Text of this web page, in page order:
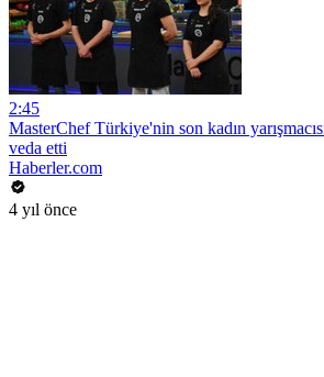
2:45
MasterChef Türkiye'nin son kadın
veda etti
Haberler.com
4 yıl önce